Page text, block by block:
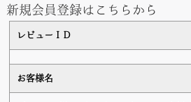
新規会員登録はこちらから
レビューＩＤ
お客様名